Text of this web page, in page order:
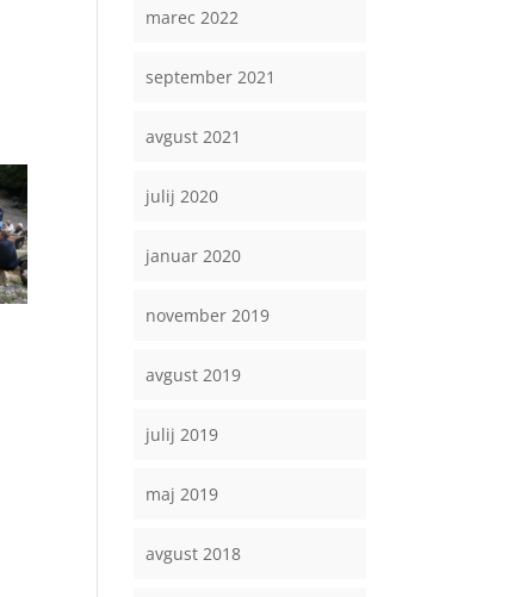
marec 2022
september 2021
avgust 2021
julij 2020
januar 2020
november 2019
avgust 2019
julij 2019
maj 2019
avgust 2018